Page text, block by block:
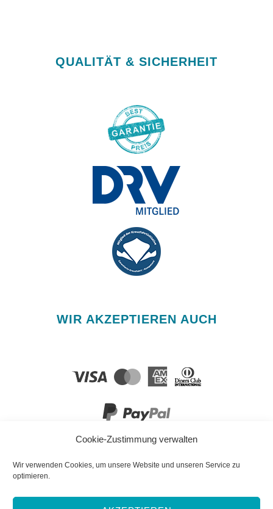
Cookie-Zustimmung verwalten
Wir verwenden Cookies, um unsere Website und unseren Service zu
optimieren.
QUALITÄT & SICHERHEIT
WIR AKZEPTIEREN AUCH
FOLGEN SIE UNS!